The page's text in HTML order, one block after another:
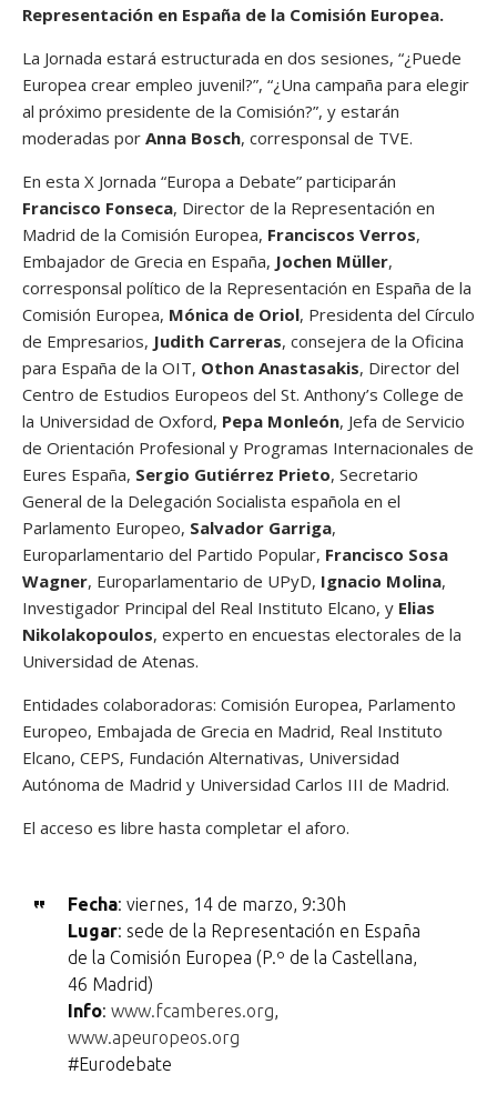
Representación en España de la Comisión Europea.
La Jornada estará estructurada en dos sesiones, “¿Puede
Europea crear empleo juvenil?”, “¿Una campaña para elegir
al próximo presidente de la Comisión?”, y estarán
moderadas por Anna Bosch, corresponsal de TVE.
En esta X Jornada “Europa a Debate” participarán
Francisco Fonseca, Director de la Representación en
Madrid de la Comisión Europea, Franciscos Verros,
Embajador de Grecia en España, Jochen Müller,
corresponsal político de la Representación en España de la
Comisión Europea, Mónica de Oriol, Presidenta del Círculo
de Empresarios, Judith Carreras, consejera de la Oficina
para España de la OIT, Othon Anastasakis, Director del
Centro de Estudios Europeos del St. Anthony’s College de
la Universidad de Oxford, Pepa Monleón, Jefa de Servicio
de Orientación Profesional y Programas Internacionales de
Eures España, Sergio Gutiérrez Prieto, Secretario
General de la Delegación Socialista española en el
Parlamento Europeo, Salvador Garriga,
Europarlamentario del Partido Popular, Francisco Sosa
Wagner, Europarlamentario de UPyD, Ignacio Molina,
Investigador Principal del Real Instituto Elcano, y Elias
Nikolakopoulos, experto en encuestas electorales de la
Universidad de Atenas.
Entidades colaboradoras: Comisión Europea, Parlamento
Europeo, Embajada de Grecia en Madrid, Real Instituto
Elcano, CEPS, Fundación Alternativas, Universidad
Autónoma de Madrid y Universidad Carlos III de Madrid.
El acceso es libre hasta completar el aforo.
Fecha: viernes, 14 de marzo, 9:30h
Lugar: sede de la Representación en España
de la Comisión Europea (P.º de la Castellana,
46 Madrid)
Info: www.fcamberes.org
www.apeuropeos.org
#Eurodebate